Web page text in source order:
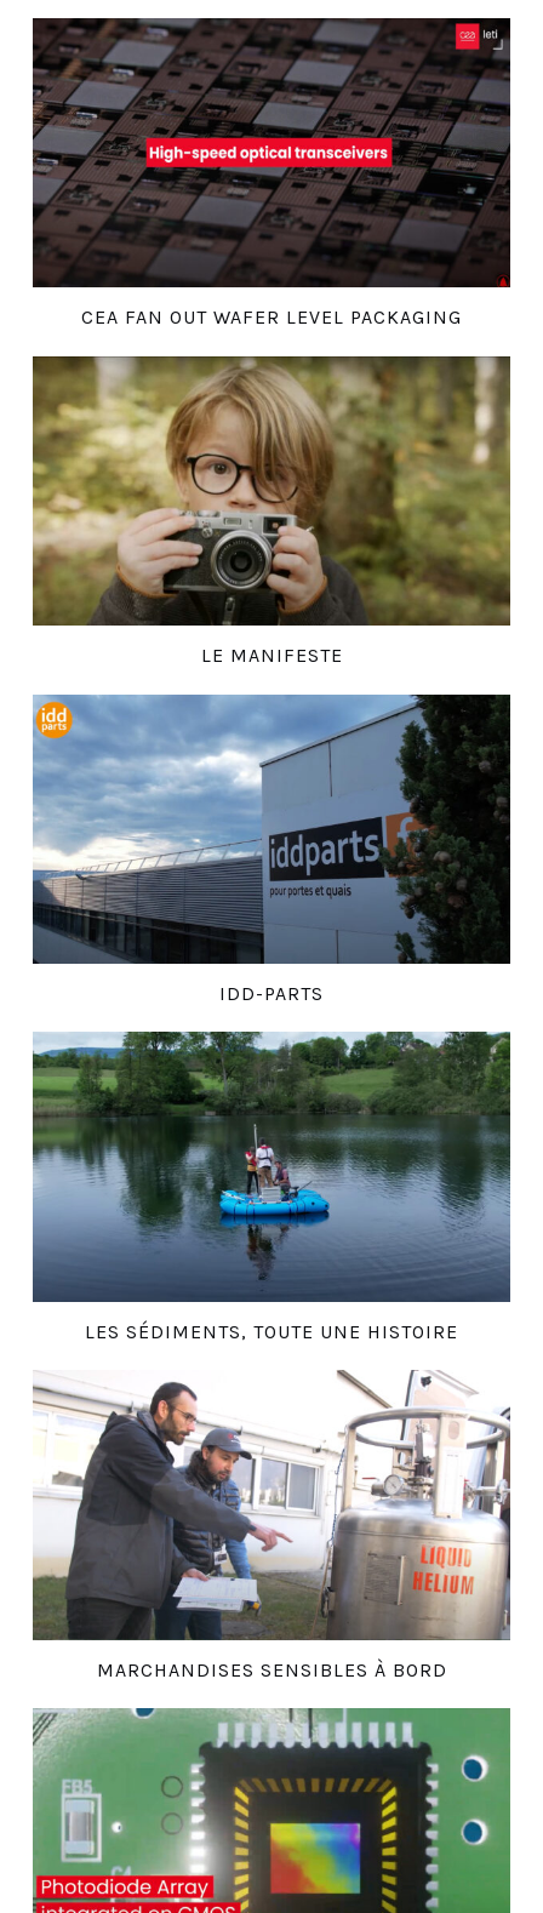
CEA FAN OUT WAFER LEVEL PACKAGING
LE MANIFESTE
IDD-PARTS
LES SÉDIMENTS, TOUTE UNE HISTOIRE
MARCHANDISES SENSIBLES À BORD